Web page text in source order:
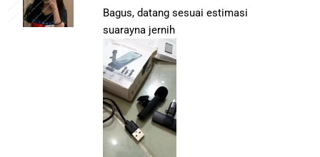
Bagus, datang sesuai estimasi
suarayna jernih